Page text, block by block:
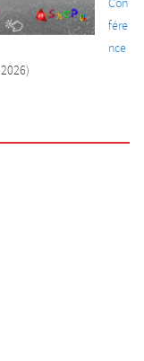
Con
fére
nce
2026)